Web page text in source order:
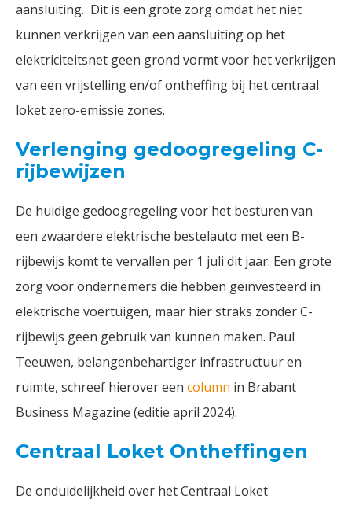
aansluiting. Dit is een grote zorg omdat het niet
kunnen verkrijgen van een aansluiting op het
elektriciteitsnet geen grond vormt voor het verkrijgen
van een vrijstelling en/of ontheffing bij het centraal
loket zero-emissie zones.
Verlenging gedoogregeling C-
rijbewijzen
De huidige gedoogregeling voor het besturen van
een zwaardere elektrische bestelauto met een B-
rijbewijs komt te vervallen per 1 juli dit jaar. Een grote
zorg voor ondernemers die hebben geïnvesteerd in
elektrische voertuigen, maar hier straks zonder C-
rijbewijs geen gebruik van kunnen maken. Paul
Teeuwen, belangenbehartiger infrastructuur en
ruimte, schreef hierover een column in Brabant
Business Magazine (editie april 2024).
Centraal Loket Ontheffingen
De onduidelijkheid over het Centraal Loket